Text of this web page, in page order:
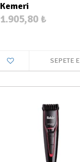
Kemeri
1.905,80₺
SEPETE